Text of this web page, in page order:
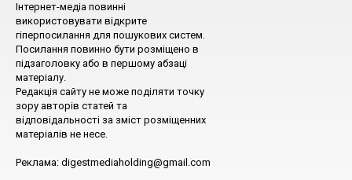
Інтернет-медіа повинні
використовувати відкрите
гіперпосилання для пошукових систем.
Посилання повинно бути розміщено в
підзаголовку або в першому абзаці
матеріалу.
Редакція сайту не може поділяти точку
зору авторів статей та
відповідальності за зміст розміщенних
матеріалів не несе.
Реклама: digestmediaholding@gmail.com